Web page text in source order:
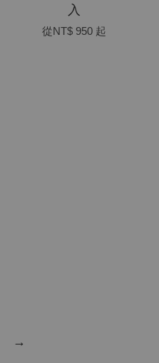
入
從NT$ 950 起
→